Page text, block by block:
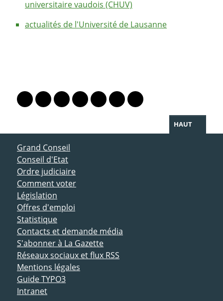
universitaire vaudois (CHUV)
actualités de l'Université de Lausanne
Lien vers le profil Mastodon
Lien vers le profil Bluesky
Lien vers le profil Instagram
Lien vers le profil Linkedin
Lien vers le profil Facebook
Lien vers le profil Twitter
Partager par WhatsApp
HAUT
ACCÈS DIRECT
Grand Conseil
Conseil d'Etat
Ordre judiciaire
Comment voter
Législation
Offres d'emploi
Statistique
Contacts et demande média
S'abonner à La Gazette
Réseaux sociaux et flux RSS
Mentions légales
Guide TYPO3
Intranet